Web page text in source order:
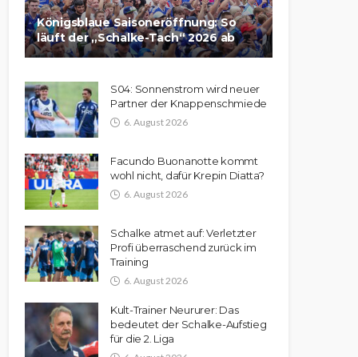
Königsblaue Saisoneröffnung: So
läuft der „Schalke-Tach“ 2026 ab
S04: Sonnenstrom wird neuer
Partner der Knappenschmiede
6. August 2026
Facundo Buonanotte kommt
wohl nicht, dafür Krepin Diatta?
6. August 2026
Schalke atmet auf: Verletzter
Profi überraschend zurück im
Training
6. August 2026
Kult-Trainer Neururer: Das
bedeutet der Schalke-Aufstieg
für die 2. Liga